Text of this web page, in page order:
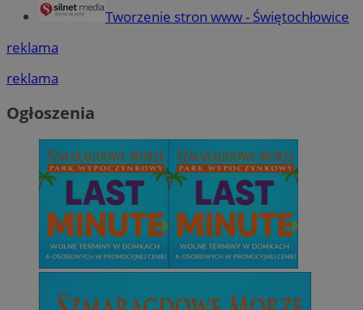
Tworzenie stron www - Świętochłowice
reklama
reklama
Ogłoszenia